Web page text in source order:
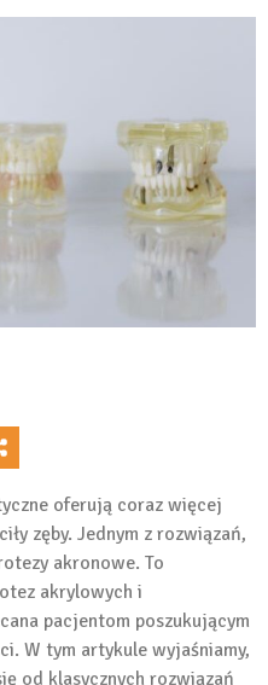
oferują coraz więcej
zęby. Jednym z rozwiązań,
akronowe. To
akrylowych i
pacjentom poszukującym
W tym artykule wyjaśniamy,
od klasycznych rozwiązań